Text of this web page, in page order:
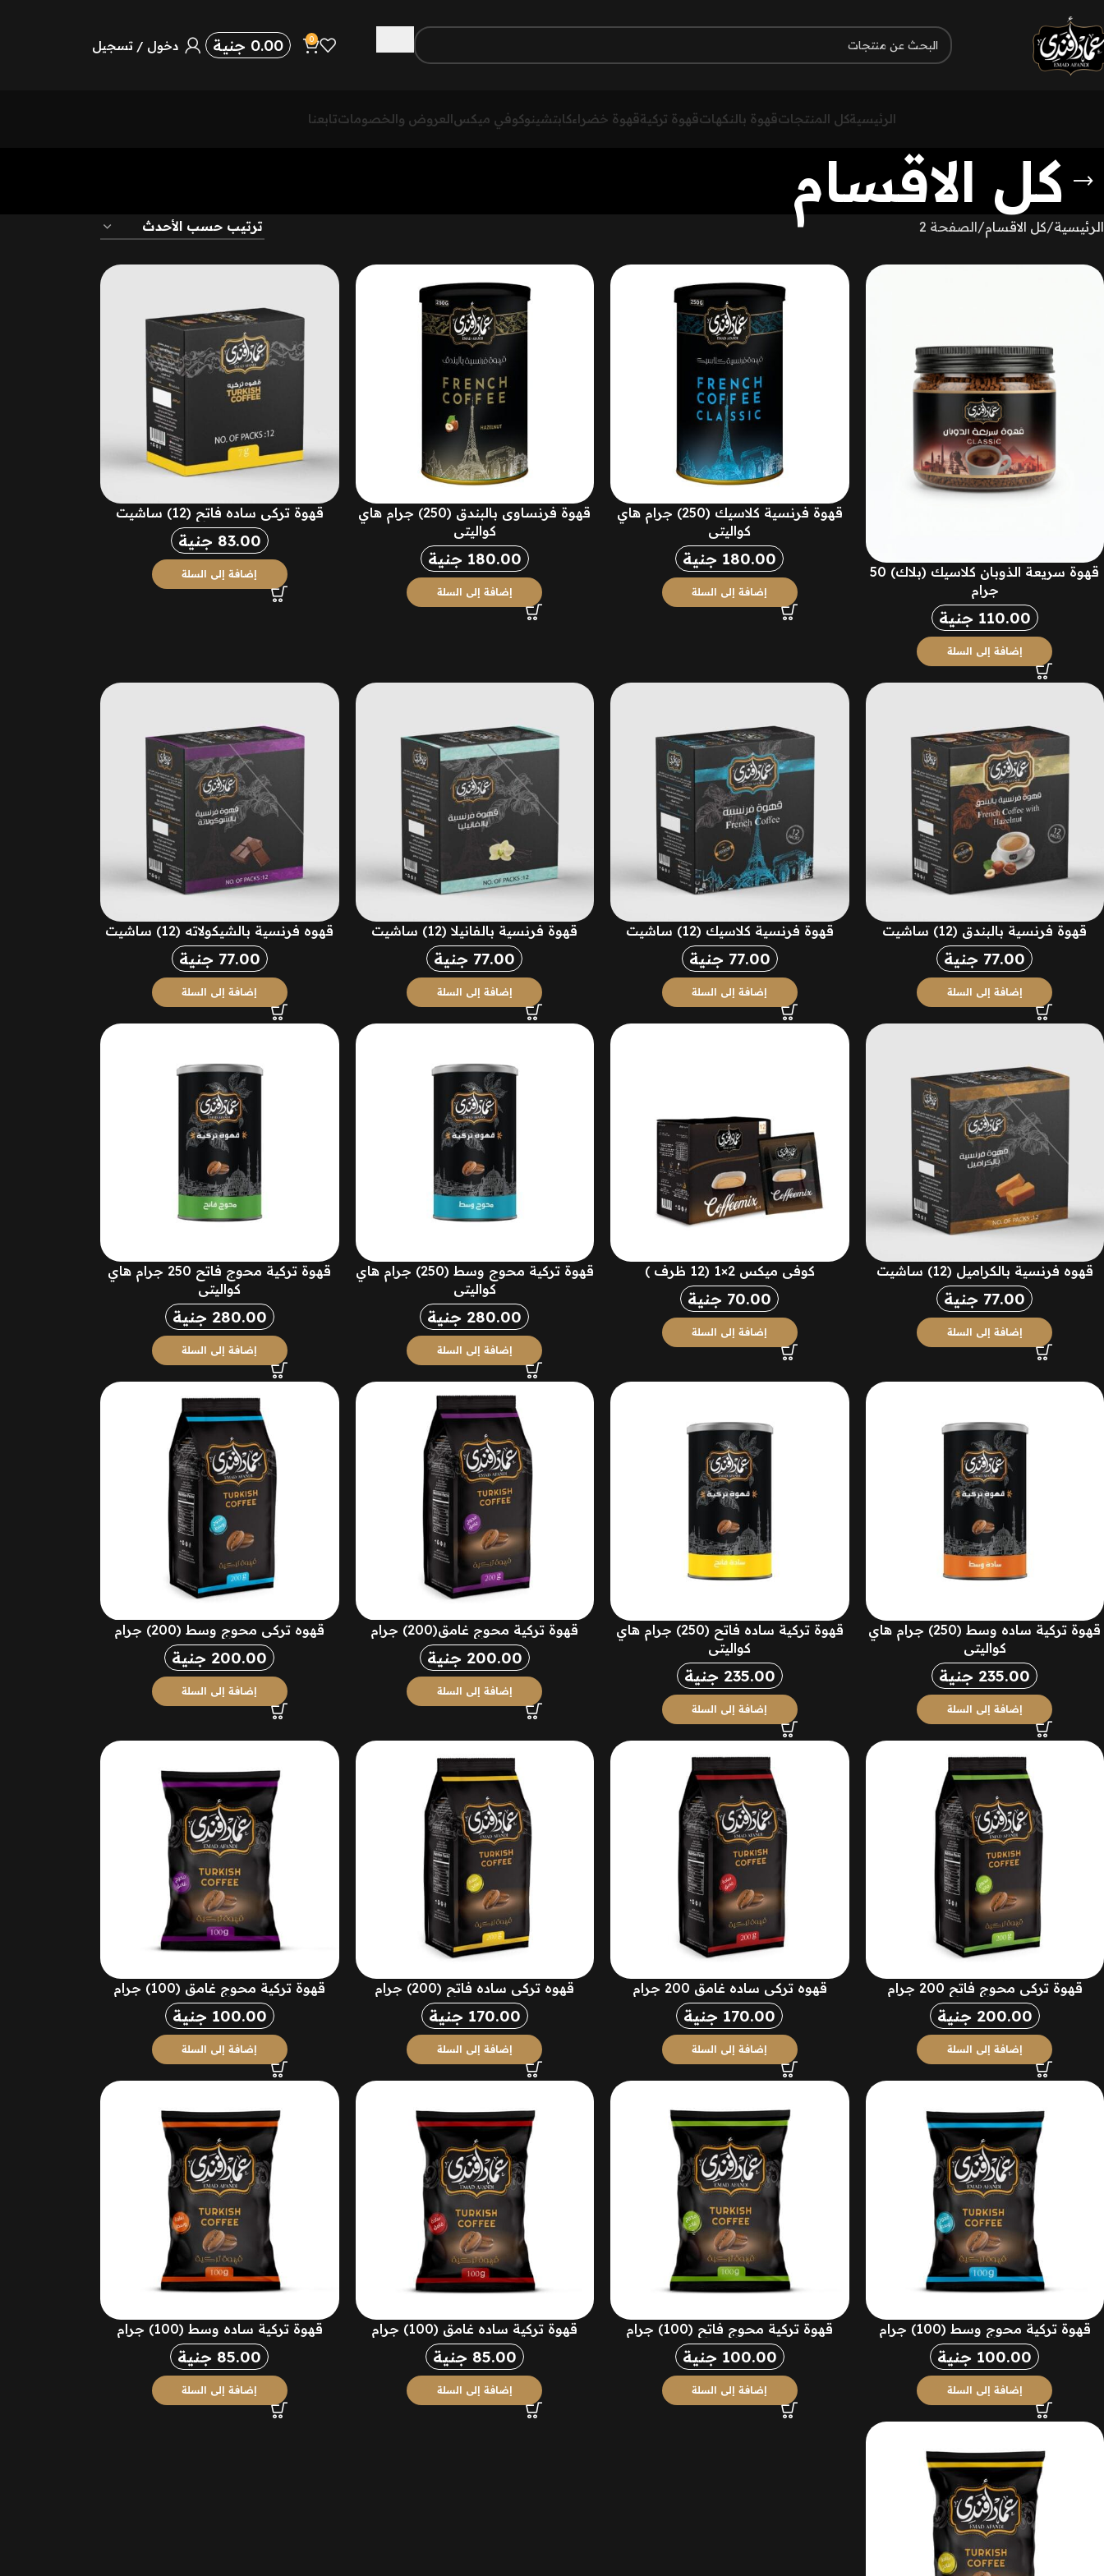
0
0.00 جنية دخول / تسجيل
الرئيسيةكل المنتجاتقهوة بالنكهاتقهوة تركيةقهوة خضراءكابتشينوكوفي ميكسالعروض والخصوماتتابعنا
كل الاقسام
الرئيسية كل الاقسام الصفحة 2
قهوة سريعة الذوبان كلاسيك (بلاك) 50
جرام
110.00 جنية
إضافة إلى السلة
قهوة فرنسية كلاسيك (250) جرام هاي
كواليتي
180.00 جنية
إضافة إلى السلة
قهوة فرنساوى بالبندق (250) جرام هاي
كواليتي
180.00 جنية
إضافة إلى السلة
قهوة تركي ساده فاتح (12) ساشيت
83.00 جنية
إضافة إلى السلة
قهوة فرنسية بالبندق (12) ساشيت
77.00 جنية
إضافة إلى السلة
قهوة فرنسية كلاسيك (12) ساشيت
77.00 جنية
إضافة إلى السلة
قهوة فرنسية بالفانيلا (12) ساشيت
77.00 جنية
إضافة إلى السلة
قهوه فرنسية بالشيكولاته (12) ساشيت
77.00 جنية
إضافة إلى السلة
قهوه فرنسية بالكراميل (12) ساشيت
77.00 جنية
إضافة إلى السلة
كوفي ميكس 2×1 (12 ظرف )
70.00 جنية
إضافة إلى السلة
قهوة تركية محوج وسط (250) جرام هاي
كواليتي
280.00 جنية
إضافة إلى السلة
قهوة تركية محوج فاتح 250 جرام هاي
كواليتي
280.00 جنية
إضافة إلى السلة
قهوة تركية ساده وسط (250) جرام هاي
كواليتي
235.00 جنية
إضافة إلى السلة
قهوة تركية ساده فاتح (250) جرام هاي
كواليتي
235.00 جنية
إضافة إلى السلة
قهوة تركية محوج غامق(200) جرام
200.00 جنية
إضافة إلى السلة
قهوه تركي محوج وسط (200) جرام
200.00 جنية
إضافة إلى السلة
قهوة تركي محوج فاتح 200 جرام
200.00 جنية
إضافة إلى السلة
قهوه تركي ساده غامق 200 جرام
170.00 جنية
إضافة إلى السلة
قهوه تركي ساده فاتح (200) جرام
170.00 جنية
إضافة إلى السلة
قهوة تركية محوج غامق (100) جرام
100.00 جنية
إضافة إلى السلة
قهوة تركية محوج وسط (100) جرام
100.00 جنية
إضافة إلى السلة
قهوة تركية محوج فاتح (100) جرام
100.00 جنية
إضافة إلى السلة
قهوة تركية ساده غامق (100) جرام
85.00 جنية
إضافة إلى السلة
قهوة تركية ساده وسط (100) جرام
85.00 جنية
إضافة إلى السلة